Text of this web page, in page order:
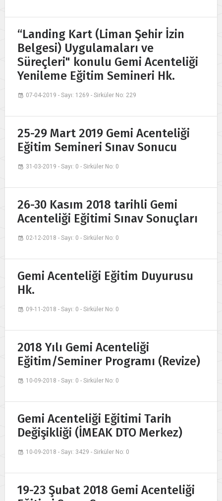
“Landing Kart (Liman Şehir İzin
Belgesi) Uygulamaları ve
Süreçleri" konulu Gemi Acenteliği
Yenileme Eğitim Semineri Hk.
07-04-2019 - Sayı: 1269 - Sirküler No: 229
25-29 Mart 2019 Gemi Acenteliği
Eğitim Semineri Sınav Sonucu
31-03-2019 - Sayı: 0 - Sirküler No: 0
26-30 Kasım 2018 tarihli Gemi
Acenteliği Eğitimi Sınav Sonuçları
02-12-2018 - Sayı: 0 - Sirküler No: 0
Gemi Acenteliği Eğitim Duyurusu
Hk.
09-11-2018 - Sayı: 0 - Sirküler No: 0
2018 Yılı Gemi Acenteliği
Eğitim/Seminer Programı (Revize)
10-09-2018 - Sayı: 0 - Sirküler No: 0
Gemi Acenteliği Eğitimi Tarih
Değişikliği (İMEAK DTO Merkez)
10-09-2018 - Sayı: 3429 - Sirküler No: 0
19-23 Şubat 2018 Gemi Acenteliği